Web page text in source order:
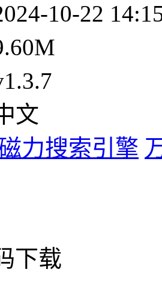
10-22
文
力搜索引擎
下载